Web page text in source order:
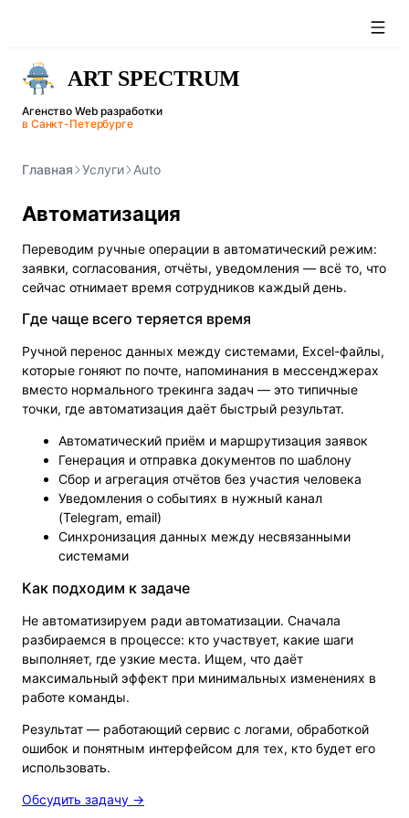
Агенство Web разработки
в Санкт-Петербурге
Главная Услуги Auto
Автоматизация
Переводим ручные операции в автоматический режим:
заявки, согласования, отчёты, уведомления — всё то, что
сейчас отнимает время сотрудников каждый день.
Где чаще всего теряется время
Ручной перенос данных между системами, Excel-файлы,
которые гоняют по почте, напоминания в мессенджерах
вместо нормального трекинга задач — это типичные
точки, где автоматизация даёт быстрый результат.
Автоматический приём и маршрутизация заявок
Генерация и отправка документов по шаблону
Сбор и агрегация отчётов без участия человека
Уведомления о событиях в нужный канал
(Telegram, email)
Синхронизация данных между несвязанными
системами
Как подходим к задаче
Не автоматизируем ради автоматизации. Сначала
разбираемся в процессе: кто участвует, какие шаги
выполняет, где узкие места. Ищем, что даёт
максимальный эффект при минимальных изменениях в
работе команды.
Результат — работающий сервис с логами, обработкой
ошибок и понятным интерфейсом для тех, кто будет его
использовать.
Обсудить задачу →